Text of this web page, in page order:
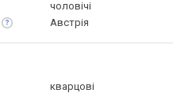
чоловічі
Австрія
кварцові